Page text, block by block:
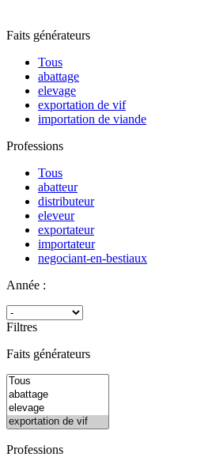
Faits générateurs
Tous
abattage
elevage
exportation de vif
importation de viande
Professions
Tous
abatteur
distributeur
eleveur
exportateur
importateur
negociant-en-bestiaux
Année :
Filtres
Faits générateurs
Professions